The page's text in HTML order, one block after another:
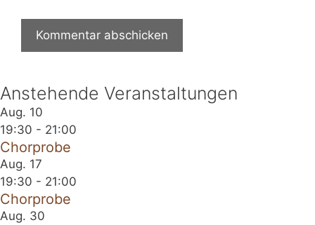
Anstehende Veranstaltungen
Aug. 10
19:30 - 21:00
Chorprobe
Aug. 17
19:30 - 21:00
Chorprobe
Aug. 30